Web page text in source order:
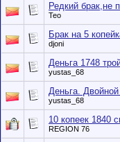
Редкий брак,не
Тео
Брак на 5
djoni
Деньга 1748
yustas_68
Деньга.
yustas_68
10 копеек 1840
REGION 76